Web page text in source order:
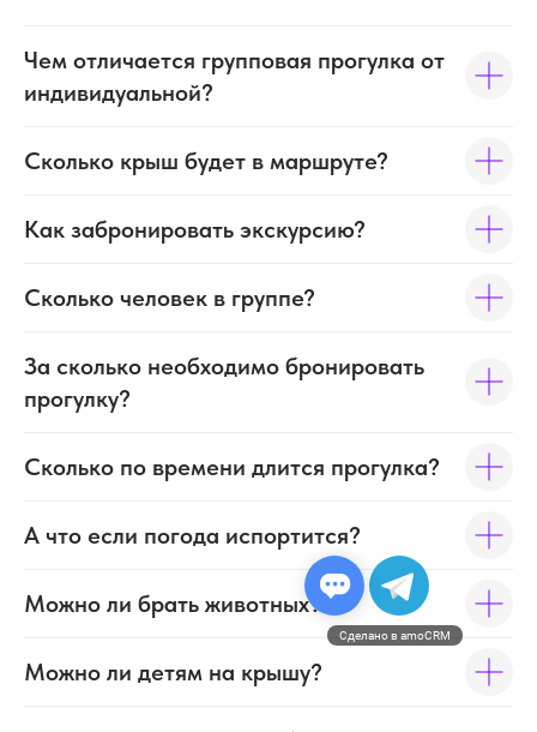
Чем отличается групповая прогулка от
индивидуальной?
Сколько крыш будет в маршруте?
Как забронировать экскурсию?
Сколько человек в группе?
За сколько необходимо бронировать
прогулку?
Сколько по времени длится прогулка?
А что если погода испортится?
Можно ли брать животных?
Можно ли детям на крышу?
Сделано в amoCRM